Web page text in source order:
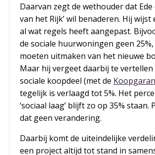
Daarvan zegt de wethouder dat Ede
van het Rijk’ wil benaderen. Hij wijst
al wat regels heeft aangepast.
de sociale huurwoningen geen 25%,
moeten uitmaken van het nieuwe
Maar hij vergeet daarbij te
sociale koopdeel (met de
tegelijk is verlaagd tot 5%. Het
‘sociaal laag’ blijft zo op 35% staan.
dat geen verandering.
Daarbij komt de uiteindelijke
een project altijd tot stand in